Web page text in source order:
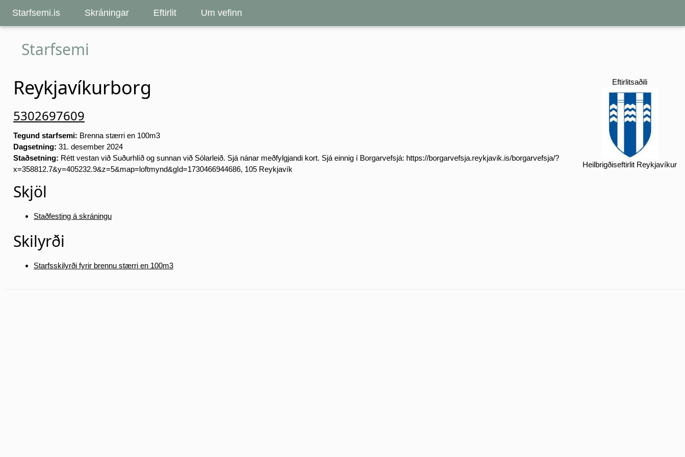
Starfsemi.is Skráningar Eftirlit Um vefinn
Starfsemi
Eftirlitsaðili
Heilbrigðiseftirlit Reykjavíkur
Reykjavíkurborg
5302697609
Tegund starfsemi: Brenna stærri en 100m3
Dagsetning: 31. desember 2024
Staðsetning: Rétt vestan við Suðurhlíð og sunnan við Sólarleið. Sjá nánar meðfylgjandi kort. Sjá einnig í Borgarvefsjá: https://borgarvefsja.reykjavik.is/borgarvefsja/?
x=358812.7&y=405232.9&z=5&map=loftmynd&gId=1730466944686, 105 Reykjavík
Skjöl
Staðfesting á skráningu
Skilyrði
Starfsskilyrði fyrir brennu stærri en 100m3